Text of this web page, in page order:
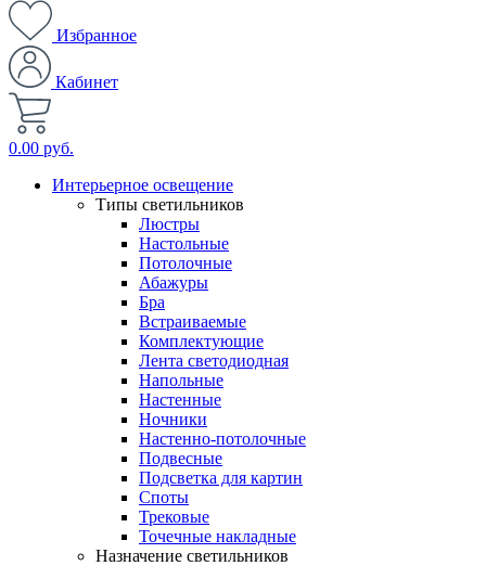
Избранное
Кабинет
0.00 руб.
Интерьерное освещение
Типы светильников
Люстры
Настольные
Потолочные
Абажуры
Бра
Встраиваемые
Комплектующие
Лента светодиодная
Напольные
Настенные
Ночники
Настенно-потолочные
Подвесные
Подсветка для картин
Споты
Трековые
Точечные накладные
Назначение светильников